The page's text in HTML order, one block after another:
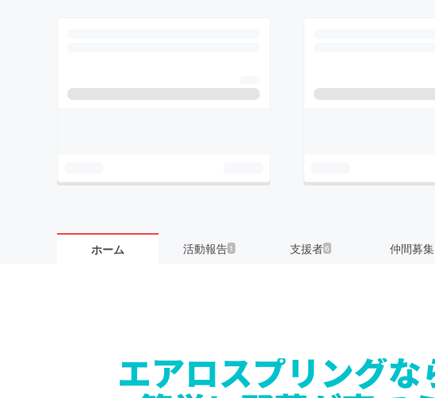
ホーム 活動報告 1 支援者6 仲間募集